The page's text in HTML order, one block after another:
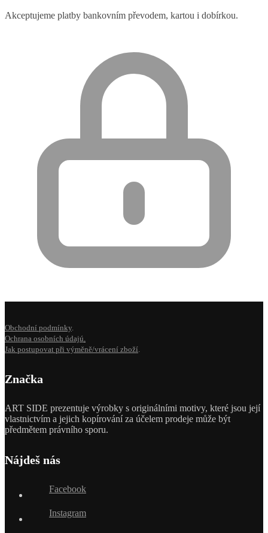
Akceptujeme platby bankovním převodem, kartou i dobírkou.
Obchodní podmínky.
Ochrana osobních údajú.
Jak postupovat při výměně/vrácení zboží.
Značka
ART SIDE prezentuje výrobky s originálními motivy, které jsou její
vlastnictvím a jejich kopírování za účelem prodeje může být
předmětem právního sporu.
Nájdeš nás
Facebook
Instagram